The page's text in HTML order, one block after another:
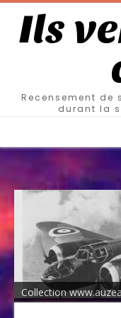
Ils
Recensement
durant la
Collection